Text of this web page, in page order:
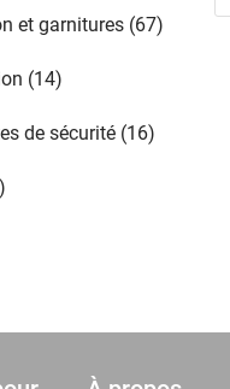
et garnitures (67)
(14)
de sécurité (16)